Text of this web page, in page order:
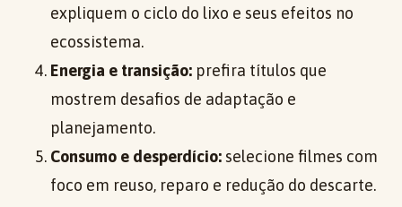
expliquem o ciclo do lixo e seus efeitos no
ecossistema.
Energia e transição: prefira títulos que
mostrem desafios de adaptação e
planejamento.
Consumo e desperdício: selecione filmes com
foco em reuso, reparo e redução do descarte.